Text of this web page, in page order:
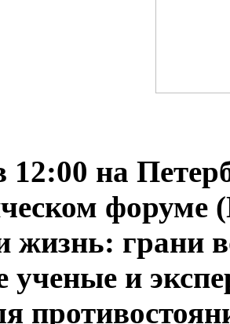
12:00 на
форуме
жизнь: грани
и